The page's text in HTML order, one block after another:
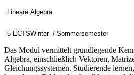
Lineare Algebra
5 ECTSWinter- / Sommersemester
Das Modul vermittelt grundlegende
Algebra, einschließlich Vektoren,
Gleichungssystemen. Studierende